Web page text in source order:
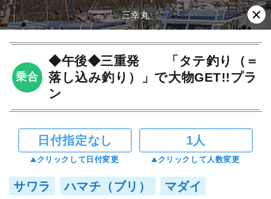
三幸丸
乗合
◆午後◆三重発 「タテ釣り（＝
落し込み釣り）」で大物GET!!プラ
ン
日付指定なし
クリックして日付変更
1人
クリックして人数変更
サワラ ハマチ（ブリ） マダイ